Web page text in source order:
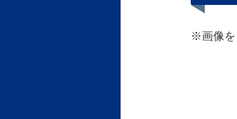
※画像を